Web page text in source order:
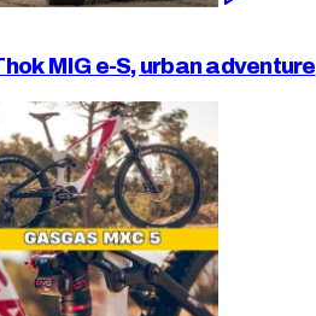
MIG e-S, urban adventure